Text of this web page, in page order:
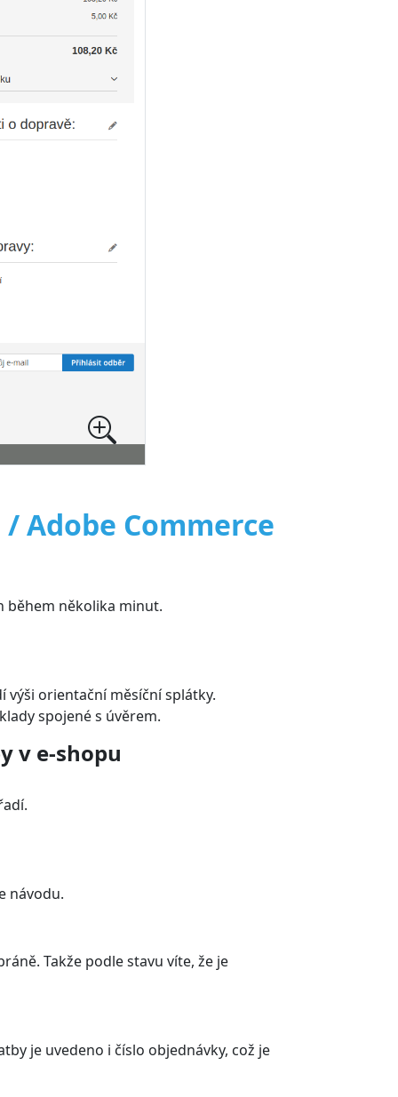
Adobe Commerce
během několika minut.
výši orientační měsíční splátky.
spojené s úvěrem.
v e-shopu
návodu.
Takže podle stavu víte, že je
je uvedeno i číslo objednávky, což je